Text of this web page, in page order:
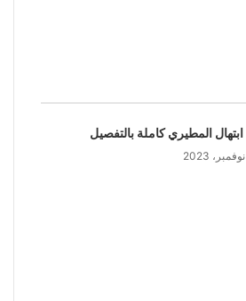
المطيري كاملة بالتفصيل